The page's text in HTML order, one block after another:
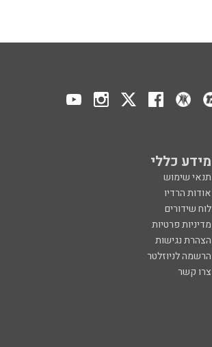
מידע כללי
תנאי שימוש
אודות הרדיו
לוח שידורים
מדיניות פרטיות
הצהרת נגישות
הרשמה לניוזלטר
צרו קשר